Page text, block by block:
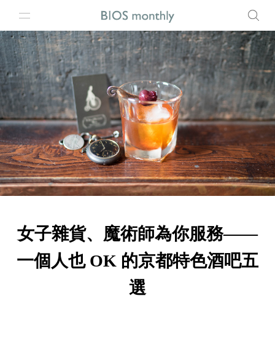
女子雜貨、魔術師為你服務——
一個人也 OK 的京都特色酒吧五
選